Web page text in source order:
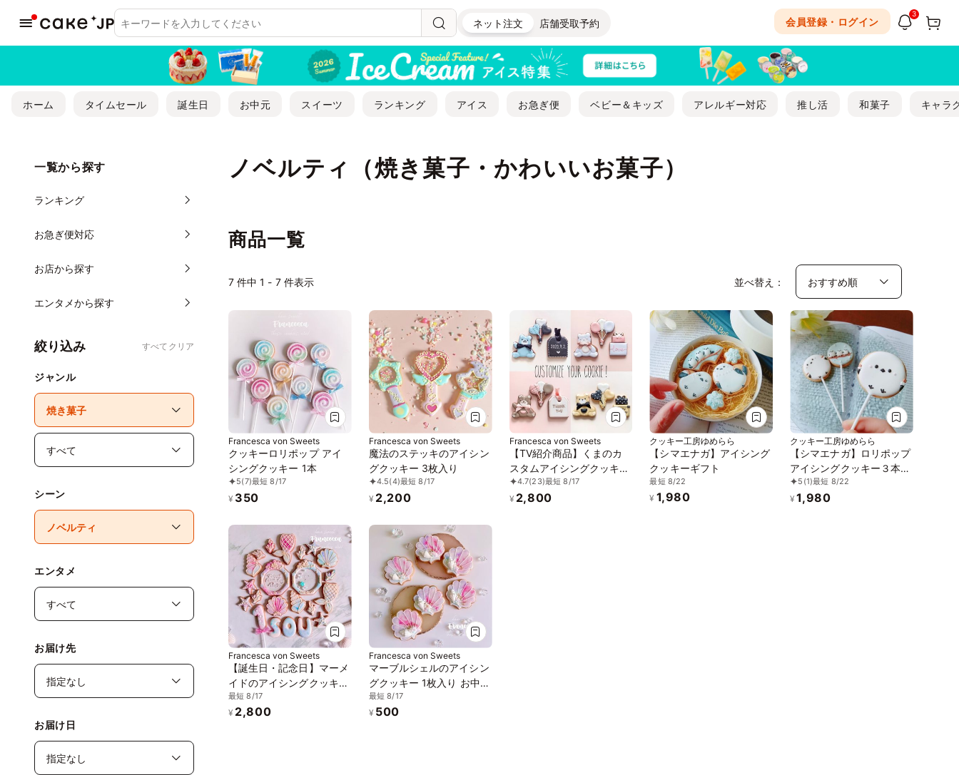
ネット注文 店舗受取予約 会員登録・ログイン
3
ホーム タイムセール 誕生日 お中元 スイーツ ランキング アイス お急ぎ便 ベビー＆キッズ アレルギー対応 推し活 和菓子 キャラ
ノベルティ（焼き菓子・かわいいお菓子）
一覧から探す
ランキング
お急ぎ便対応
お店から探す
エンタメから探す
絞り込み すべてクリア
ジャンル
シーン
エンタメ
お届け先
お届け日
商品一覧
7 件中 1 - 7 件表示 並べ替え：
Francesca von Sweets
クッキーロリポップ アイ
シングクッキー 1本
5(7)最短 8/17
¥ 350
Francesca von Sweets
魔法のステッキのアイシン
グクッキー 3枚入り
4.5(4)最短 8/17
¥ 2,200
Francesca von Sweets
【TV紹介商品】くまのカ
スタムアイシングクッキー
セミオーダー 3枚入り【誕
生日・推し活】
4.7(23)最短 8/17
¥ 2,800
クッキー工房ゆめらら
【シマエナガ】アイシング
クッキーギフト
最短 8/22
¥ 1,980
クッキー工房ゆめらら
【シマエナガ】ロリポップ
アイシングクッキー３本セ
ット
5 (1)最短 8/22
¥ 1,980
Francesca von Sweets
【誕生日・記念日】マーメ
イドのアイシングクッキー
ギフトセット 9枚～入り お
中元2026
最短 8/17
¥ 2,800
Francesca von Sweets
マーブルシェルのアイシン
グクッキー 1枚入り お中元
2026
最短 8/17
¥ 500